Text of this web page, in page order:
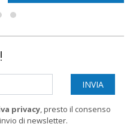
privacy, presto il consenso
di newsletter.